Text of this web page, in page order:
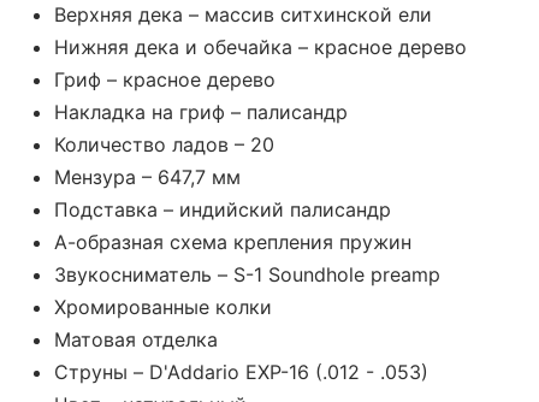
Верхняя дека – массив ситхинской ели
Нижняя дека и обечайка – красное дерево
Гриф – красное дерево
Накладка на гриф – палисандр
Количество ладов – 20
Мензура – 647,7 мм
Подставка – индийский палисандр
А-образная схема крепления пружин
Звукосниматель – S-1 Soundhole preamp
Хромированные колки
Матовая отделка
Струны – D'Addario EXP-16 (.012 - .053)